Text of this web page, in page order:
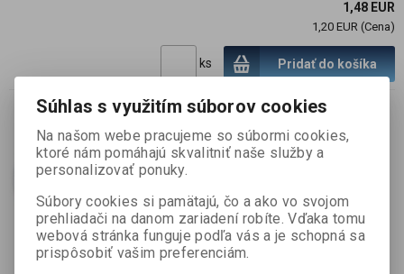
1,48 EUR
1,20 EUR (Cena)
ks Pridať do košíka
Optika LED ENGINE 5W 5°,
difútzna, číra, OPTIC &
HOLDER, old
SKU :900104
Skladom:7 ks
Súhlas s využitím súborov cookies
Na našom webe pracujeme so súbormi cookies,
ktoré nám pomáhajú skvalitniť naše služby a
personalizovať ponuky.
Súbory cookies si pamätajú, čo a ako vo svojom
prehliadači na danom zariadení robíte. Vďaka tomu
webová stránka funguje podľa vás a je schopná sa
prispôsobiť vašim preferenciám.